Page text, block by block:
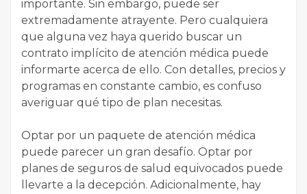
importante. Sin embargo, puede ser
extremadamente atrayente. Pero cualquiera
que alguna vez haya querido buscar un
contrato implícito de atención médica puede
informarte acerca de ello. Con detalles, precios y
programas en constante cambio, es confuso
averiguar qué tipo de plan necesitas.
Optar por un paquete de atención médica
puede parecer un gran desafío. Optar por
planes de seguros de salud equivocados puede
llevarte a la decepción. Adicionalmente, hay